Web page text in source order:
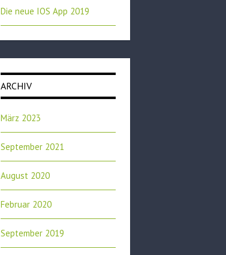
Die neue IOS App 2019
ARCHIV
März 2023
September 2021
August 2020
Februar 2020
September 2019